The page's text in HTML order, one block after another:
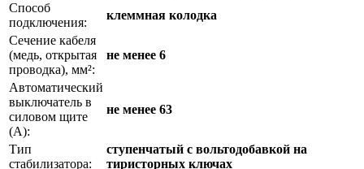
Способ
подключения:
клеммная колодка
Сечение кабеля
(медь, открытая
проводка), мм²:
не менее 6
Автоматический
выключатель в
силовом щите
(А):
не менее 63
Тип
стабилизатора:
ступенчатый с вольтодобавкой на
тиристорных ключах